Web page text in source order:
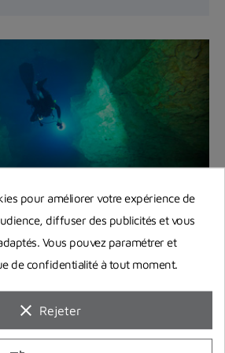
choisir sa lampe ou
plongée sous marine
de plongée, que ce soit
pour améliorer votre expérience de
diffuser des publicités et vous
Vous pouvez paramétrer et
de confidentialité à tout moment.
clear Rejeter